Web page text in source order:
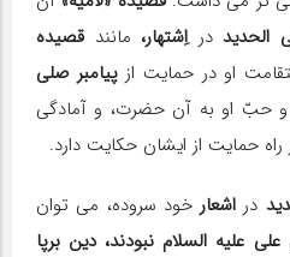
الحدیددراِشتهار، مانند قصیده
او در حمایت ازپیامبر صلی
و حبّ او به آن حضرت، و آمادگی
راه حمایت از ایشان حکایت دارد.
در اشعارخود سروده، می توان
علیه السلام نبودند، دین برپا